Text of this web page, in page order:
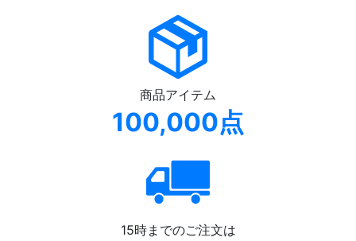
商品アイテム
100,000点
15時までのご注文は